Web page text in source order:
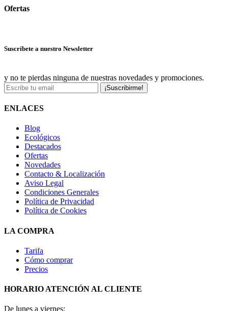
Ofertas
Suscríbete a nuestro Newsletter
y no te pierdas ninguna de nuestras novedades y promociones.
¡Suscribirme!
ENLACES
Blog
Ecológicos
Destacados
Ofertas
Novedades
Contacto & Localización
Aviso Legal
Condiciones Generales
Política de Privacidad
Política de Cookies
LA COMPRA
Tarifa
Cómo comprar
Precios
HORARIO ATENCIÓN AL CLIENTE
De lunes a viernes: